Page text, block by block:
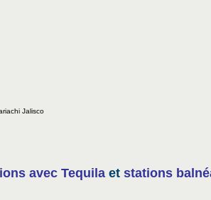
Jalisco
avec Tequila et stations